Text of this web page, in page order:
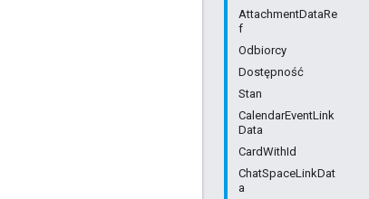
AttachmentDataRe
f
Odbiorcy
Dostępność
Stan
CalendarEventLink
Data
CardWithId
ChatSpaceLinkDat
a